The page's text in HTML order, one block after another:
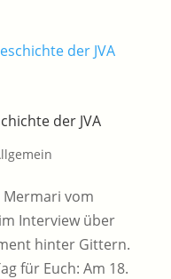
der JVA
vom
Interview über
hinter Gittern.
für Euch: Am 18.